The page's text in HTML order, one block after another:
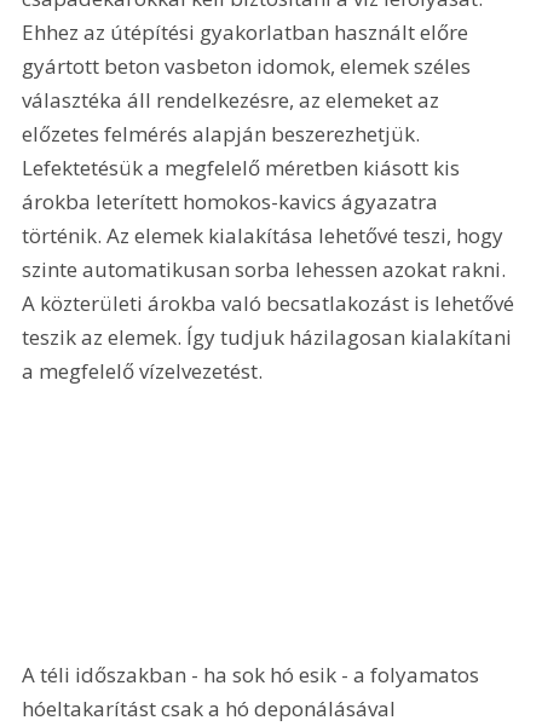
Ehhez az útépítési gyakorlatban használt előre
gyártott beton vasbeton idomok, elemek széles
választéka áll rendelkezésre, az elemeket az
előzetes felmérés alapján beszerezhetjük.
Lefektetésük a megfelelő méretben kiásott kis
árokba leterített homokos-kavics ágyazatra
történik. Az elemek kialakítása lehetővé teszi, hogy
szinte automatikusan sorba lehessen azokat rakni.
A közterületi árokba való becsatlakozást is lehetővé
teszik az elemek. Így tudjuk házilagosan kialakítani
a megfelelő vízelvezetést.
A téli időszakban - ha sok hó esik - a folyamatos
hóeltakarítást csak a hó deponálásával